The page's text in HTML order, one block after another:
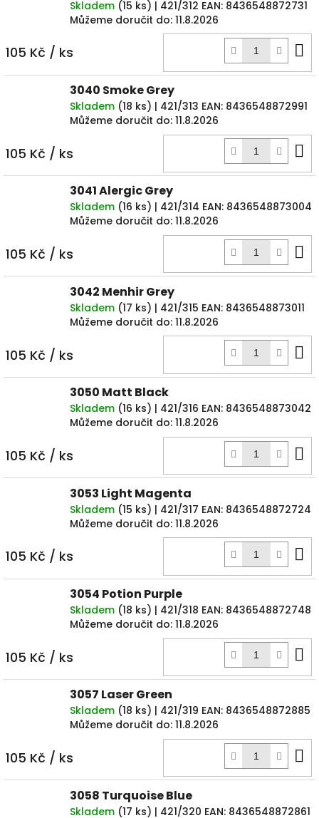
Skladem (15 ks) | 421/312 EAN: 8436548872731
Můžeme doručit do: 11.8.2026
105 Kč / ks
3040 Smoke Grey
Skladem (18 ks) | 421/313 EAN: 8436548872991
Můžeme doručit do: 11.8.2026
105 Kč / ks
3041 Alergic Grey
Skladem (16 ks) | 421/314 EAN: 8436548873004
Můžeme doručit do: 11.8.2026
105 Kč / ks
3042 Menhir Grey
Skladem (17 ks) | 421/315 EAN: 8436548873011
Můžeme doručit do: 11.8.2026
105 Kč / ks
3050 Matt Black
Skladem (16 ks) | 421/316 EAN: 8436548873042
Můžeme doručit do: 11.8.2026
105 Kč / ks
3053 Light Magenta
Skladem (15 ks) | 421/317 EAN: 8436548872724
Můžeme doručit do: 11.8.2026
105 Kč / ks
3054 Potion Purple
Skladem (18 ks) | 421/318 EAN: 8436548872748
Můžeme doručit do: 11.8.2026
105 Kč / ks
3057 Laser Green
Skladem (18 ks) | 421/319 EAN: 8436548872885
Můžeme doručit do: 11.8.2026
105 Kč / ks
3058 Turquoise Blue
Skladem (17 ks) | 421/320 EAN: 8436548872861